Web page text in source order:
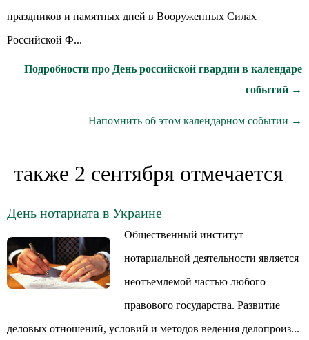
праздников и памятных дней в Вооруженных Силах
Российской Ф...
Подробности про День российской гвардии в календаре
событий →
Напомнить об этом календарном событии →
также 2 сентября отмечается
День нотариата в Украине
Общественный институт
нотариальной деятельности является
неотъемлемой частью любого
правового государства. Развитие
деловых отношений, условий и методов ведения делопроиз...